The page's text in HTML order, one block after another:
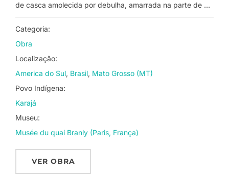
de casca amolecida por debulha, amarrada na parte de …
Categoria:
Obra
Localização:
America do Sul Brasil Mato Grosso (MT)
Povo Indígena:
Karajá
Museu:
Musée du quai Branly (Paris, França)
VER OBRA